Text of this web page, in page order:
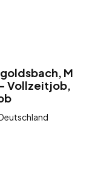
M
Vollzeitjob,